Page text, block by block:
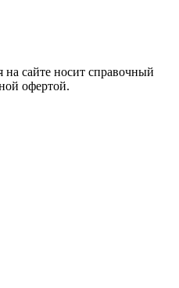
сайте носит справочный
офертой.